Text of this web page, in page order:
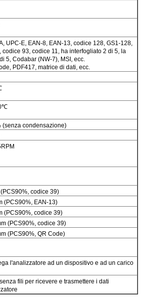
UPC-E, EAN-8, EAN-13, codice 128, GS1-128,
codice 93, codice 11, ha interfogliato 2 di 5, la
5, Codabar (NW-7), MSI, ecc.
PDF417, matrice di dati, ecc.
(senza condensazione)
codice 39)
(PCS90%, EAN-13)
(PCS90%, codice 39)
(PCS90%, codice 39)
(PCS90%, QR Code)
l'analizzatore ad un dispositivo e ad un carico
fili per ricevere e trasmettere i dati